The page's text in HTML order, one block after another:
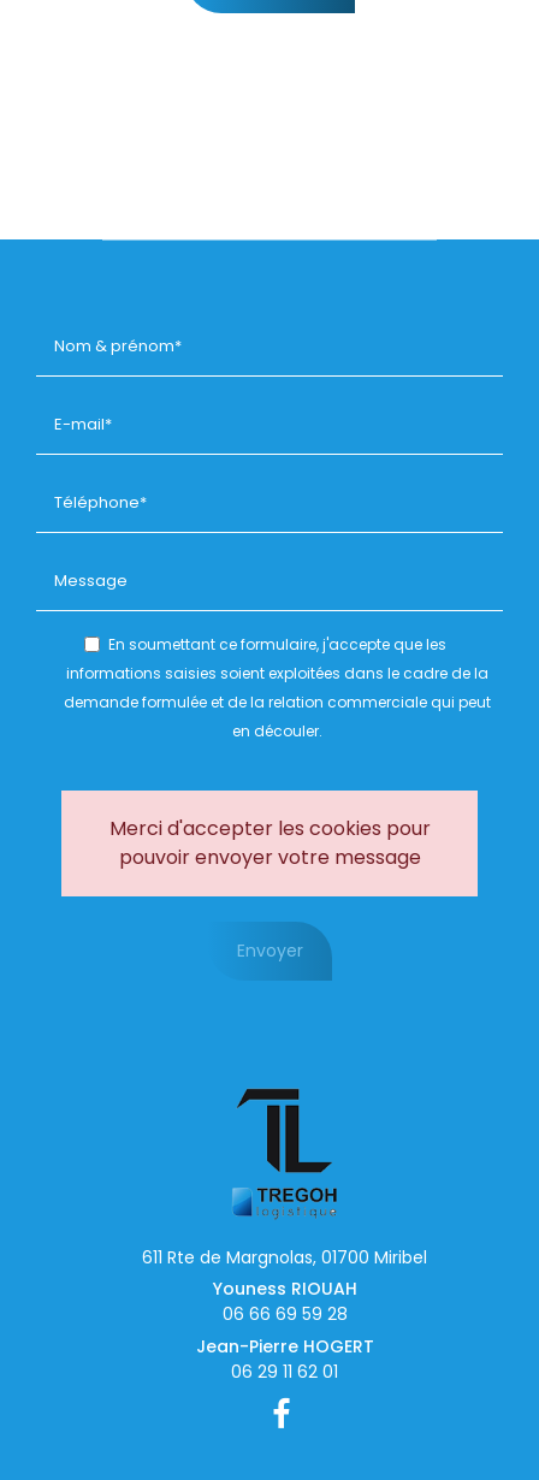
611 Rte de Margnolas, 01700 Miribel
Youness RIOUAH
06 66 69 59 28
Jean-Pierre HOGERT
06 29 11 62 01
En soumettant ce formulaire, j'accepte que les
informations saisies soient exploitées dans le cadre de la
demande formulée et de la relation commerciale qui peut
en découler.
Merci d'accepter les cookies pour
pouvoir envoyer votre message
Envoyer